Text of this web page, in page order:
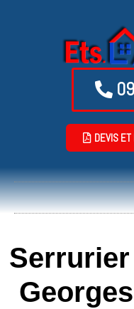
DEVIS